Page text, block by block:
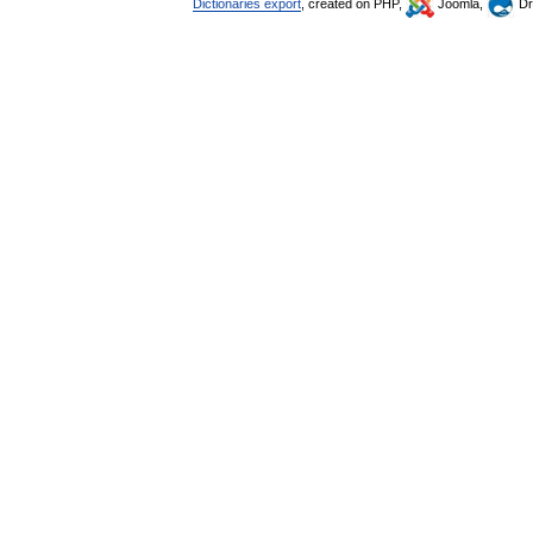
Dictionaries export , created on PHP, Joomla,